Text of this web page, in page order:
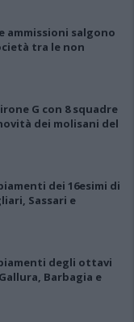
ammissioni salgono
tra le non
G con 8 squadre
dei molisani del
dei 16esimi di
Sassari e
degli ottavi
Barbagia e